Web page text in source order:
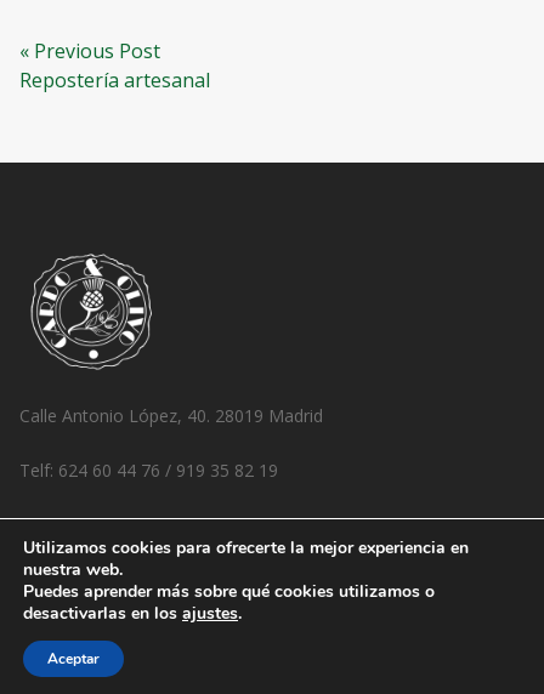
Navegación
entradas
« Previous PostPrevious
post:
Repostería artesanal
Calle Antonio López, 40. 28019 Madrid
Telf: 624 60 44 76 / 919 35 82 19
www.cardoyolivo.es
Instagram:cardoyolivo
Utilizamos cookies para ofrecerte la mejor experiencia en
nuestra web.
Puedes aprender más sobre qué cookies utilizamos o
desactivarlas en los ajustes.
Aceptar